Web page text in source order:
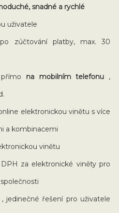
snadné a rychlé
uživatele
po zúčtování platby, max. 30
přímo na mobilním telefonu ,
elektronickou vinětu s více
a kombinacemi
vinětu
za elektronické viněty pro
, jedinečné řešení pro uživatele